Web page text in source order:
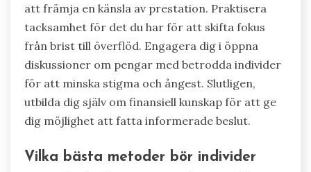
att främja en känsla av prestation. Praktisera
tacksamhet för det du har för att skifta fokus
från brist till överflöd. Engagera dig i öppna
diskussioner om pengar med betrodda individer
för att minska stigma och ångest. Slutligen,
utbilda dig själv om finansiell kunskap för att ge
dig möjlighet att fatta informerade beslut.
Vilka bästa metoder bör individer